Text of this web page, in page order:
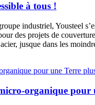
à tous !
industriel, Yousteel
des projets de
jusque dans les
organique pour